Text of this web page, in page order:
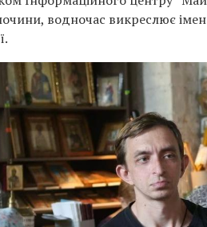
водночас викреслює